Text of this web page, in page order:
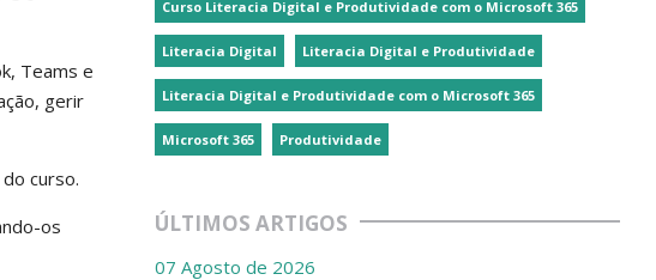
Teams e
gerir
curso.
os
Curso Literacia Digital e Produtividade com o Microsoft 365
Literacia Digital Literacia Digital e Produtividade
Literacia Digital e Produtividade com o Microsoft 365
Microsoft 365 Produtividade
ÚLTIMOS ARTIGOS
07 Agosto de 2026